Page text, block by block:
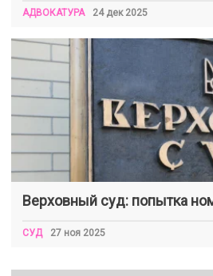
АДВОКАТУРА 24 дек 2025
Верховный суд: попытка
СУД 27 ноя 2025